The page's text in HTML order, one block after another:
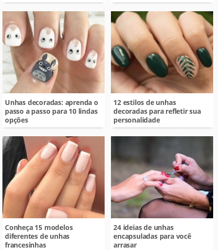
Unhas decoradas: aprenda o
passo a passo para 10 lindas
opções
12 estilos de unhas
decoradas para refletir sua
personalidade
Conheça 15 modelos
diferentes de unhas
francesinhas
24 ideias de unhas
encapsuladas para você
arrasar